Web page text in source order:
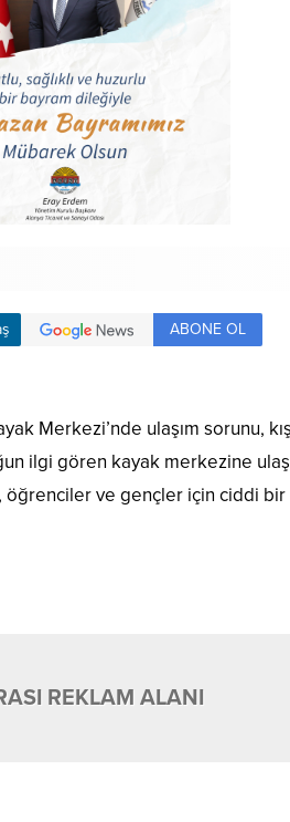
ABONE OL
Merkezi’nde ulaşım sorunu,
ilgi gören kayak merkezine
öğrenciler ve gençler için ciddi
REKLAM ALANI